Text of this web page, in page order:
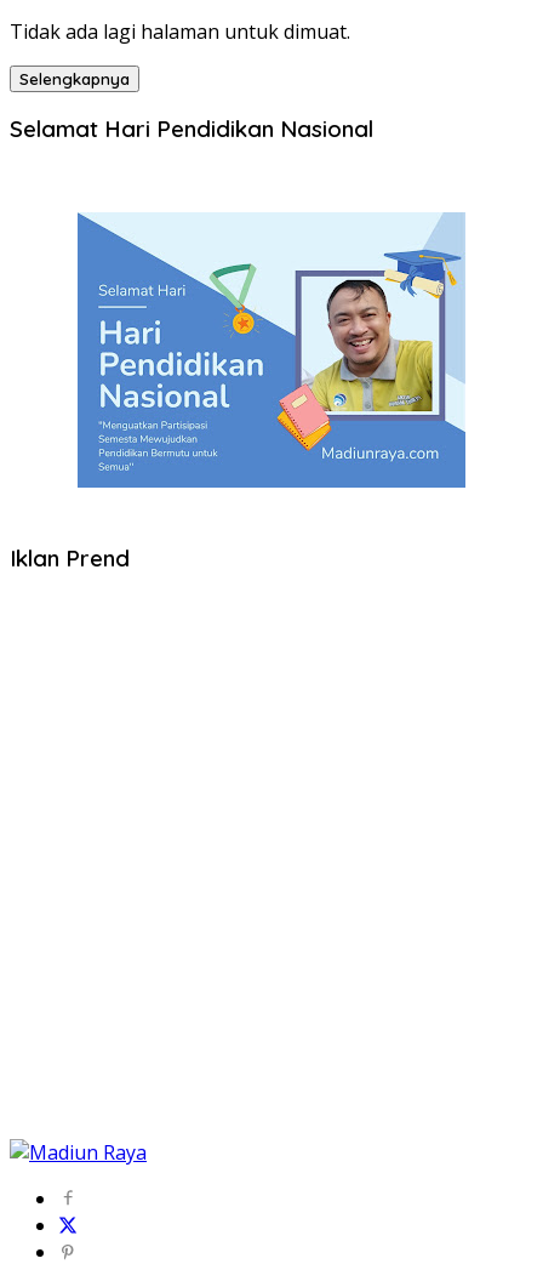
Tidak ada lagi halaman untuk dimuat.
Selengkapnya
Selamat Hari Pendidikan Nasional
Iklan Prend